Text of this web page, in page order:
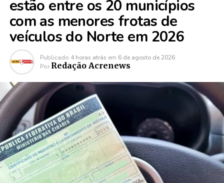
estão entre os 20 municípios
com as menores frotas de
veículos do Norte em 2026
Publicado 4 horas atrás em 6 de agosto de 2026
Por Redação Acrenews